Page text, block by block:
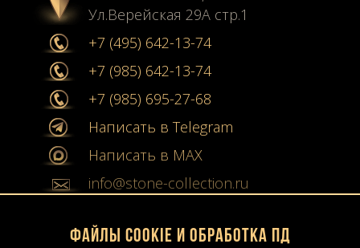
Ул.Верейская 29А стр.1
+7 (495) 642-13-74
+7 (985) 642-13-74
+7 (985) 695-27-68
Написать в Telegram
Написать в MAX
info@stone-collection.ru
Мы в социальных сетях:
Файлы Cookie и обработка ПД